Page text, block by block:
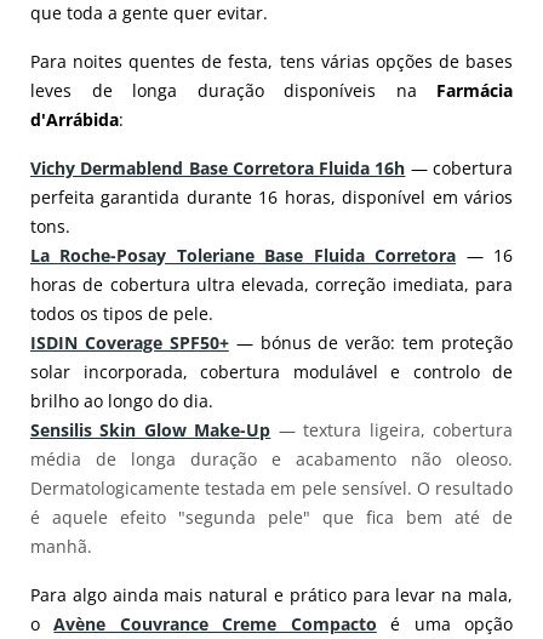
que toda a gente quer evitar.
Para noites quentes de festa, tens várias opções de bases
leves de longa duração disponíveis na Farmácia
d'Arrábida:
Vichy Dermablend Base Corretora Fluida 16h — cobertura
perfeita garantida durante 16 horas, disponível em vários
tons.
La Roche-Posay Toleriane Base Fluida Corretora — 16
horas de cobertura ultra elevada, correção imediata, para
todos os tipos de pele.
ISDIN Coverage SPF50+— bónus de verão: tem proteção
solar incorporada, cobertura modulável e controlo de
brilho ao longo do dia.
Sensilis Skin Glow Make-Up — textura ligeira, cobertura
média de longa duração e acabamento não oleoso.
Dermatologicamente testada em pele sensível. O resultado
é aquele efeito "segunda pele" que fica bem até de
manhã.
Para algo ainda mais natural e prático para levar na mala,
oAvène Couvrance Creme Compacto é uma opção